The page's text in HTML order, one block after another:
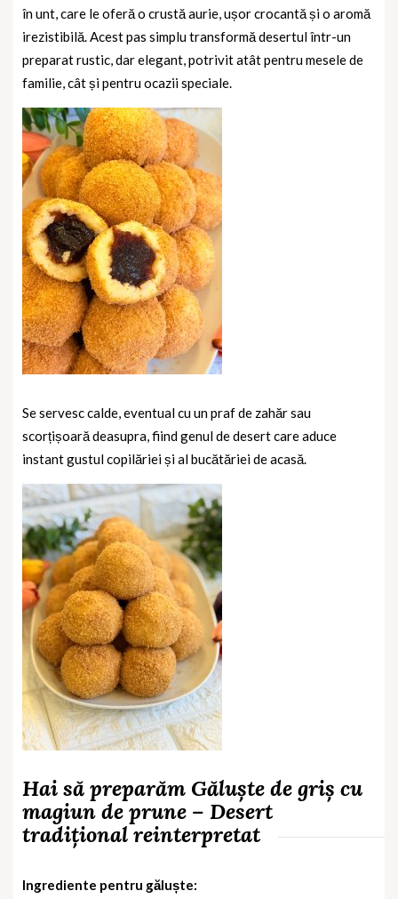
în unt, care le oferă o crustă aurie, ușor crocantă și o aromă
irezistibilă. Acest pas simplu transformă desertul într-un
preparat rustic, dar elegant, potrivit atât pentru mesele de
familie, cât și pentru ocazii speciale.
Se servesc calde, eventual cu un praf de zahăr sau
scorțișoară deasupra, fiind genul de desert care aduce
instant gustul copilăriei și al bucătăriei de acasă.
Hai să preparăm Găluște de griș cu
magiun de prune – Desert
tradițional reinterpretat
Ingrediente pentru găluște: